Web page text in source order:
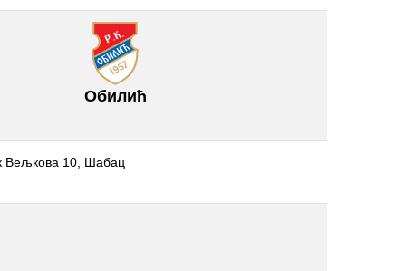
Обилић
Вељкова 10, Шабац